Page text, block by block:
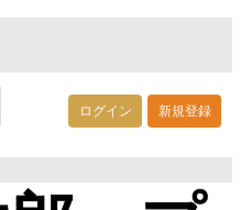
ログイン 新規登録